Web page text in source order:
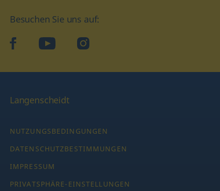
Besuchen Sie uns auf:
facebookYouTube Instagram
Langenscheidt
NUTZUNGSBEDINGUNGEN
DATENSCHUTZBESTIMMUNGEN
IMPRESSUM
PRIVATSPHÄRE-EINSTELLUNGEN